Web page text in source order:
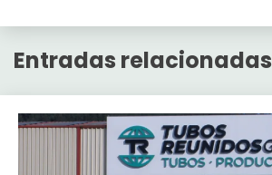
Entradas relacionadas